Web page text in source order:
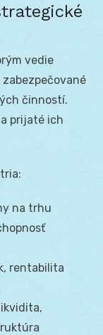
vedie
činností.
prijaté ich
na trhu
rentabilita